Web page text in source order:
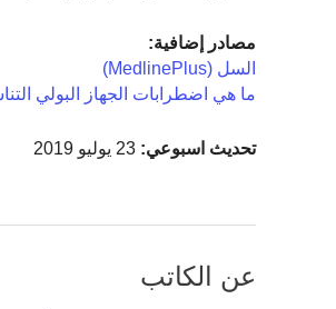
مصادر إضافية:
السل (MedlinePlus)
ما هي اضطرابات الجهاز البولي
تحديث اسبوعي:
عن الكاتب